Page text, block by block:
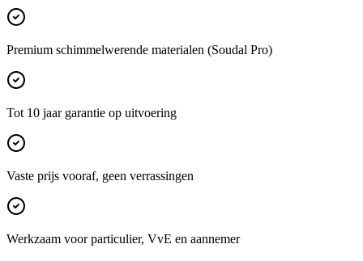
Premium schimmelwerende materialen (Soudal Pro)
Tot 10 jaar garantie op uitvoering
Vaste prijs vooraf, geen verrassingen
Werkzaam voor particulier, VvE en aannemer